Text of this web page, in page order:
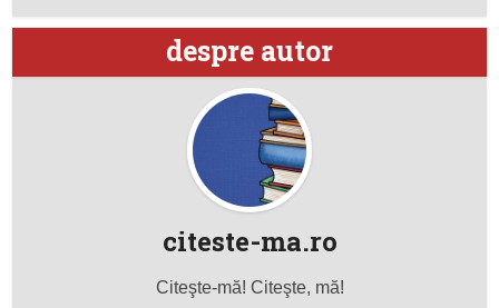
despre autor
citeste-ma.ro
Citeşte-mă! Citeşte, mă!